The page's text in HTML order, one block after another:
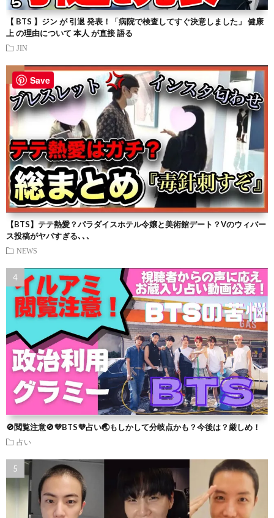
【 BTS 】ジン が 引退 発表！「病院で検査してすぐ決意しました」 健康
上 の理由について 本人 が直接 語る
JIN
【BTS】テテ熱愛？パラダイスホテル令嬢と美術館デート？Vのウィバー
ス投稿がヤバすぎる､､､
NEWS
🚫閲覧注意🚫💜BTS💜占い🌏もしかして分岐点かも？今後は？厳しめ！
占い
Save